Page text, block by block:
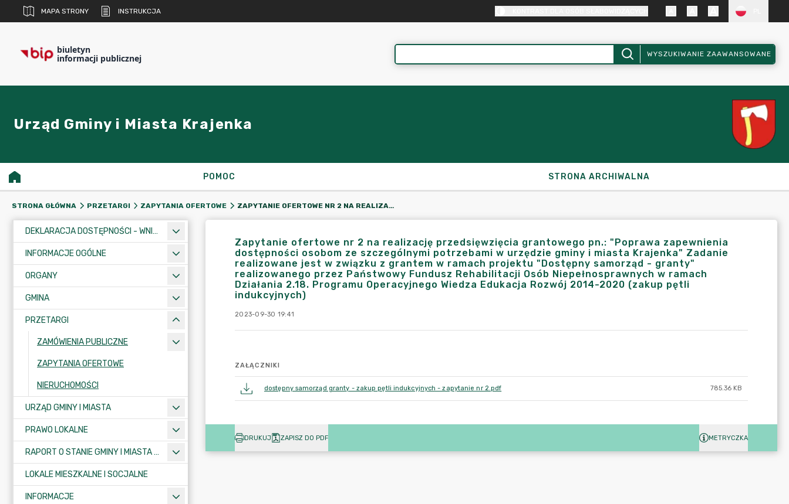
MAPA STRONY INSTRUKCJA
biuletyn
informacji publicznej WYSZUKIWANIE ZAAWANSOWANE
Urząd Gminy i Miasta Krajenka
POMOC STRONA ARCHIWALNA
STRONA GŁÓWNA PRZETARGI ZAPYTANIA OFERTOWE ZAPYTANIE OFERTOWE NR 2 NA REALIZACJĘ PRZEDSIĘWZIĘCIA GRANTOWEGO PN.: "POPRAWA ZAPEWNIENIA DOSTĘPNOŚCI OSOBOM ZE SZCZEGÓLNYMI POTRZEBAMI W URZĘDZIE GMINY I MIASTA KRAJENKA" ZADANIE REALIZOWANE JEST W ZWIĄZKU Z GRANTEM W RAMACH PROJEKTU "DOSTĘPNY SAMORZĄD - GRANTY" REALIZOWANEGO PRZEZ PAŃSTWOWY FUNDUSZ REHABILITACJI OSÓB NIEPEŁNOSPRAWNYCH W RAMACH DZIAŁANIA 2.18. PROGRAMU OPERACYJNEGO WIEDZA EDUKACJA ROZWÓJ 2014-2020 (ZAKUP PĘTLI INDUKCYJNYCH)
DEKLARACJA DOSTĘPNOŚCI - WNIOSEK
INFORMACJE OGÓLNE
ORGANY
GMINA
PRZETARGI
ZAMÓWIENIA PUBLICZNE
ZAPYTANIA OFERTOWE
NIERUCHOMOŚCI
URZĄD GMINY I MIASTA
PRAWO LOKALNE
RAPORT O STANIE GMINY I MIASTA KRAJENKA
LOKALE MIESZKALNE I SOCJALNE
INFORMACJE
Zapytanie ofertowe nr 2 na realizację przedsięwzięcia grantowego pn.: "Poprawa zapewnienia
dostępności osobom ze szczególnymi potrzebami w urzędzie gminy i miasta Krajenka" Zadanie
realizowane jest w związku z grantem w ramach projektu "Dostępny samorząd - granty"
realizowanego przez Państwowy Fundusz Rehabilitacji Osób Niepełnosprawnych w ramach
Działania 2.18. Programu Operacyjnego Wiedza Edukacja Rozwój 2014-2020 (zakup pętli
indukcyjnych)
2023-09-30 19:41
ZAŁĄCZNIKI
dostępny samorząd granty - zakup pętli indukcyjnych - zapytanie nr 2.pdf 785.36 KB
DRUKUJ ZAPISZ DO PDF METRYCZKA